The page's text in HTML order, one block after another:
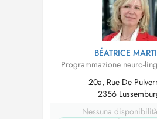
BÉATRICE
Programmazione neuro-
20a, Rue De
2356
Nessuna